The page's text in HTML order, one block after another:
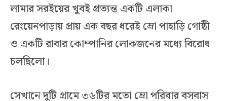
লামার সরইয়ের খুবই প্রত্যন্ত একটি এলাকা
রেংয়েনপাড়ায় প্রায় এক বছর ধরেই ম্রো পাহাড়ি গোষ্ঠী
ও একটি রাবার কোম্পানির লোকজনের মধ্যে বিরোধ
চলছিলো।
সেখানে দুটি গ্রামে ৩৬টির মতো ম্রো পরিবার বসবাস